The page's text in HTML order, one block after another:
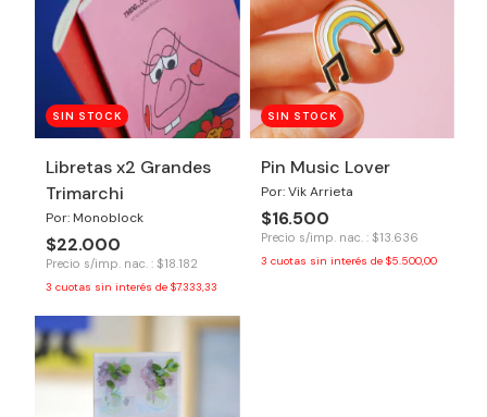
SIN STOCK
Libretas x2 Grandes
Trimarchi
Por: Monoblock
$22.000
Precio s/imp. nac. : $18.182
3 cuotas sin interés de $7.333,33
SIN STOCK
Pin Music Lover
Por: Vik Arrieta
$16.500
Precio s/imp. nac. : $13.636
3 cuotas sin interés de $5.500,00